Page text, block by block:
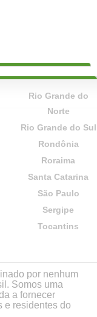
Rio Grande do
Norte
Rio Grande do Sul
Rondônia
Roraima
Santa Catarina
São Paulo
Sergipe
Tocantins
por nenhum
Somos uma
a fornecer
e residentes do